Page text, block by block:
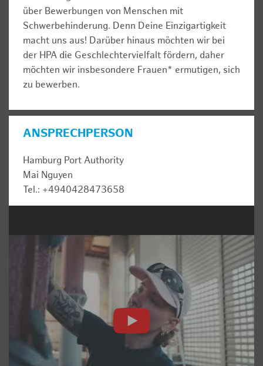
über Bewerbungen von Menschen mit
Schwerbehinderung. Denn Deine Einzigartigkeit
macht uns aus! Darüber hinaus möchten wir bei
der HPA die Geschlechtervielfalt fördern, daher
möchten wir insbesondere Frauen* ermutigen, sich
zu bewerben.
ANSPRECHPERSON
Hamburg Port Authority
Mai Nguyen
Tel.: +4940428473658